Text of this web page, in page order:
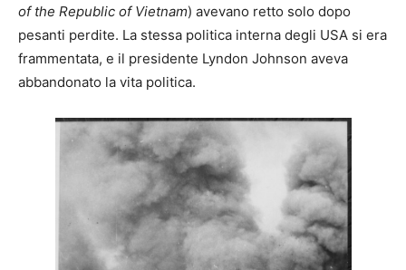
of the Republic of Vietnam) avevano retto solo dopo
pesanti perdite. La stessa politica interna degli USA si era
frammentata, e il presidente Lyndon Johnson aveva
abbandonato la vita politica.